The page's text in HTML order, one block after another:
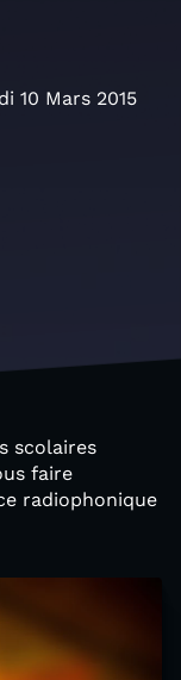
10 Mars 2015
scolaires
faire
radiophonique